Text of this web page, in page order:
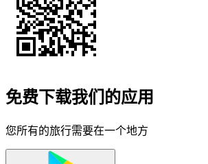
免费下载我们的应用
您所有的旅行需要在一个地方